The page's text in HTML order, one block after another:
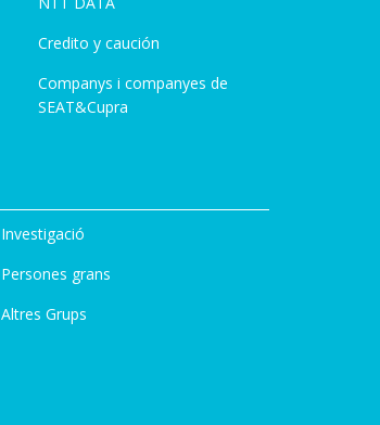
Credito y caución
Companys i companyes de
SEAT&Cupra
Investigació
Persones grans
Altres Grups